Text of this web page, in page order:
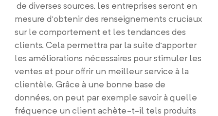
de diverses sources, les entreprises seront en
mesure d’obtenir des renseignements cruciaux
sur le comportement et les tendances des
clients. Cela permettra par la suite d’apporter
les améliorations nécessaires pour stimuler les
ventes et pour offrir un meilleur service à la
clientèle. Grâce à une bonne base de
données, on peut par exemple savoir à quelle
fréquence un client achète-t-il tels produits